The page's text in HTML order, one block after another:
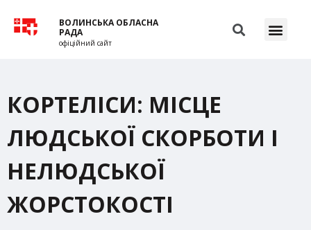
ВОЛИНСЬКА ОБЛАСНА
РАДА
офіційний сайт
КОРТЕЛІСИ: МІСЦЕ
ЛЮДСЬКОЇ СКОРБОТИ І
НЕЛЮДСЬКОЇ
ЖОРСТОКОСТІ